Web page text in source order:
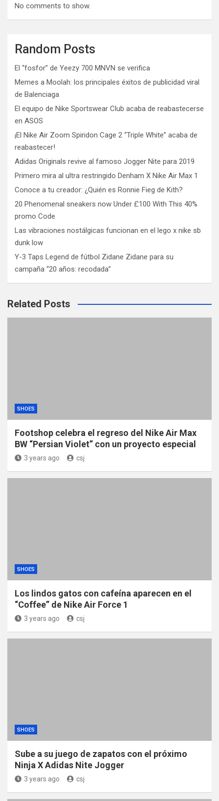
No comments to show.
Random Posts
El “fosfor” de Yeezy 700 MNVN se verifica
Memes a Moolah: los principales éxitos de publicidad viral
de Balenciaga
El equipo de Nike Sportswear Club acaba de reabastecerse
en ASOS
¡El Nike Air Zoom Spiridon Cage 2 “Triple White” acaba de
reabastecer!
Adidas Originals revive al famoso Jogger Nite para 2019
Primero mira al ultra restringido Denham X Nike Air Max 1
Conoce a tu creador: ¿Quién es Ronnie Fieg de Kith?
20 Phenomenal sneakers now Under £100 With This 40%
promo Code
Las vibraciones nostálgicas funcionan en el lego x nike sb
dunk low
Y-3 Taps Legend de fútbol Zidane Zidane para su
campaña “20 años: recodada”
Related Posts
SHOES
Footshop celebra el regreso del Nike Air Max
BW “Persian Violet” con un proyecto especial
3 years ago csj
SHOES
Los lindos gatos con cafeína aparecen en el
“Coffee” de Nike Air Force 1
3 years ago csj
SHOES
Sube a su juego de zapatos con el próximo
Ninja X Adidas Nite Jogger
3 years ago csj